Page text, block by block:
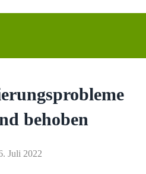
behoben
Juli 2022